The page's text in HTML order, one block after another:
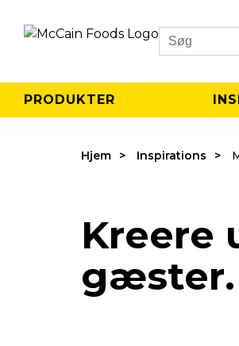
Search
PRODUKTER
Hjem Inspirations
Kreere
gæster.